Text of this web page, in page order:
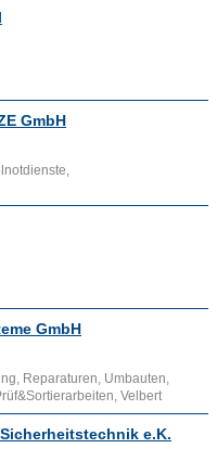
von
vereinen.
Noch mehr allgemeine
(Schließsystem)
GmbH
GmbH
Reparaturen, Umbauten,
Velbert
e.K.